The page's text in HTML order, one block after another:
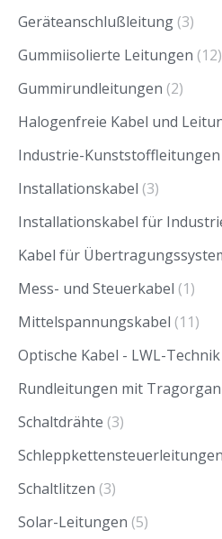
Geräteanschlußleitung (3)
Gummiisolierte Leitungen (12)
Gummirundleitungen (2)
Halogenfreie Kabel und
Industrie-Kunststoffleitungen
Installationskabel (3)
Installationskabel für
Kabel für
Mess- und Steuerkabel (1)
Mittelspannungskabel (11)
Optische Kabel - LWL-Technik
Rundleitungen mit Tragorgan
Schaltdrähte (3)
Schleppkettensteuerleitungen
Schaltlitzen (3)
Solar-Leitungen (5)